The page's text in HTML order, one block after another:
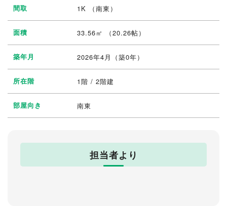
間取 1K （南東）
面積 33.56㎡ （20.26帖）
築年月 2026年4月（築0年）
所在階 1階 / 2階建
部屋向き 南東
担当者より